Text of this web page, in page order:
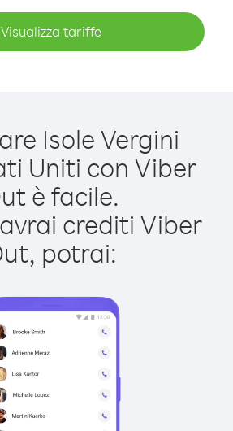
Visualizza tariffe
Isole Vergini
Uniti con Viber
è facile.
crediti Viber
potrai: